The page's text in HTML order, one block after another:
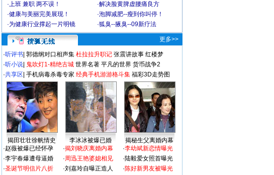
·上班 兼职 两不误！ ·解决脸黄脾虚腰痛良方
·健康与美丽完美展现！ ·泡脚减肥--瘦到你叫停！
·为健康行业撑起一片明镜 ·狐臭--腋臭--09新疗法
更多>>
·听评书 郭德纲对口相声集 杜拉拉升职记 张震讲故事 红楼梦
·听小说 鬼吹灯1-精绝古城 世界名著 平凡的世界 货币战争2
·共享区 手机病毒杀毒专家 经典手机游游格斗集 福彩3D走势图
揭田壮壮徐帆情史 李冰冰被爆已婚
揭秘生父离婚内幕
·赵薇被爆已经怀孕
·李宇春爆遭母逼婚
·圣诞节明信片八折
·揭刘晓庆离婚内幕
·周迅王艳婆媳相见
·刘嘉玲自曝正造人
·李幼斌新恋情曝光
·陆毅爱女照首曝光
·陈好新男友被曝光